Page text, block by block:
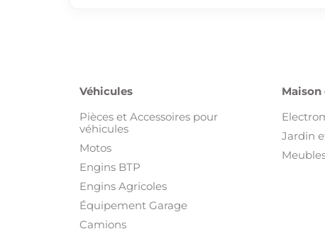
Véhicules
Pièces et Accessoires pour
véhicules
Motos
Engins BTP
Engins Agricoles
Équipement Garage
Camions
Maison
Jardin